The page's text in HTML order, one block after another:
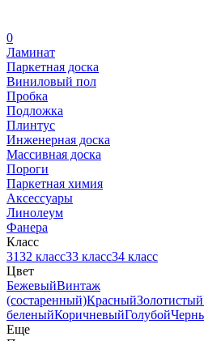
0
Ламинат
Паркетная доска
Виниловый пол
Пробка
Подложка
Плинтус
Инженерная доска
Массивная доска
Пороги
Паркетная химия
Аксессуары
Линолеум
Фанера
Класс
3132 класс33 класс34 класс
Цвет
БежевыйВинтаж
(состаренный)КрасныйЗолотистый
беленыйКоричневыйГолубой
Еще